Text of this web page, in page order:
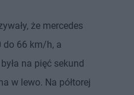
że mercedes
do 66 km/h, a
na pięć sekund
w lewo. Na półtorej